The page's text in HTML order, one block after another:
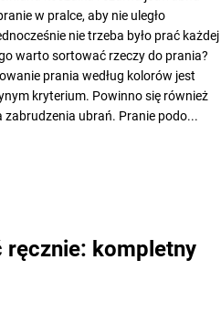
w pralce, aby nie uległo
nie trzeba było prać każdej
warto sortować rzeczy do prania?
prania według kolorów jest
kryterium. Powinno się również
zabrudzenia ubrań. Pranie podo...
ręcznie: kompletny